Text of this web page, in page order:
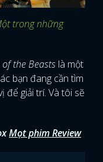
trong những
the Beasts là một
bạn đang cần tìm
để giải trí. Và tôi sẽ
Mọt phim Review